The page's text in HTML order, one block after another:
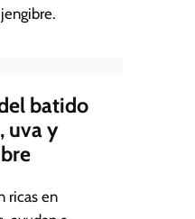
batido
uva y
ricas en